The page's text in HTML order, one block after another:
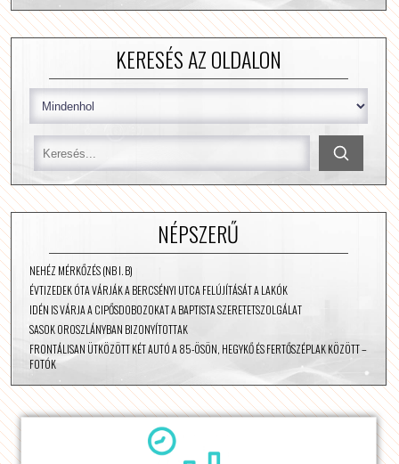
KERESÉS AZ OLDALON
NÉPSZERŰ
NEHÉZ MÉRKŐZÉS (NB I. B)
ÉVTIZEDEK ÓTA VÁRJÁK A BERCSÉNYI UTCA FELÚJÍTÁSÁT A LAKÓK
IDÉN IS VÁRJA A CIPŐSDOBOZOKAT A BAPTISTA SZERETETSZOLGÁLAT
SASOK OROSZLÁNYBAN BIZONYÍTOTTAK
FRONTÁLISAN ÜTKÖZÖTT KÉT AUTÓ A 85-ÖSÖN, HEGYKŐ ÉS FERTŐSZÉPLAK KÖZÖTT –
FOTÓK